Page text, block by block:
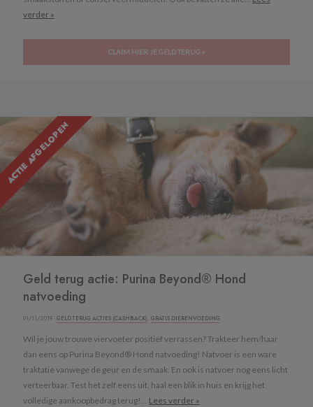
verder »
CLAIM HIER JE GELD TERUG »
ACTIE AFGELOPEN
Geld terug actie: Purina Beyond® Hond
natvoeding
01/11/2019 · GELD TERUG ACTIES (CASHBACK), GRATIS DIERENVOEDING
Wil je jouw trouwe viervoeter positief verrassen? Trakteer hem/haar
dan eens op Purina Beyond® Hond natvoeding! Natvoer is een ware
traktatie vanwege de geur en de smaak. En ook is natvoer nog eens licht
verteerbaar. Test het zelf eens uit, haal een blik in huis en krijg het
volledige aankoopbedrag terug!... Lees verder »